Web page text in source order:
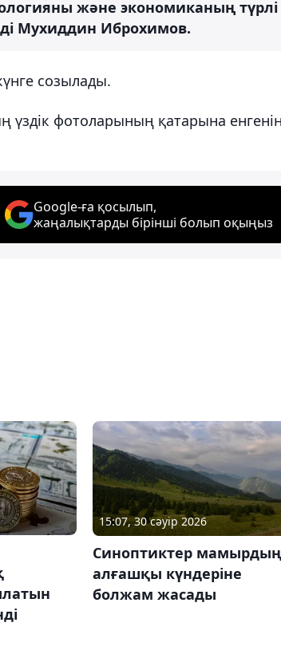
және экономиканың түрлі
Мухиддин Иброхимов.
созылады.
үздік фотоларының қатарына
Google-ға қосылып,
жаңалықтарды бірінші болып оқыңыз
15:07, 30 сәуір 2026
Синоптиктер мамырдың
алғашқы күндеріне
болжам жасады